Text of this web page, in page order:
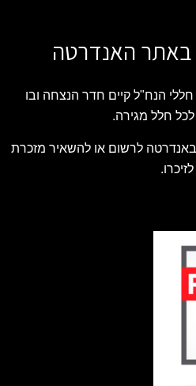
באתר האנדרטה
הנח"ל קיים חדר הנצחה ובו
חלל מגירה.
באנדרטה לרשום או להשאיר מזכרת
לזיכרו.